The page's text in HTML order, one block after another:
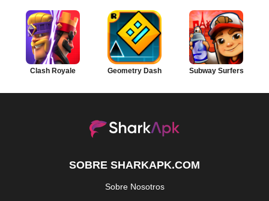
Clash Royale Geometry Dash Subway Surfers
SOBRE SHARKAPK.COM
Sobre Nosotros